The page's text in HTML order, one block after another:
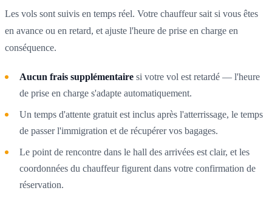
Les vols sont suivis en temps réel. Votre chauffeur sait si vous êtes
en avance ou en retard, et ajuste l'heure de prise en charge en
conséquence.
Aucun frais supplémentaire si votre vol est retardé — l'heure
de prise en charge s'adapte automatiquement.
Un temps d'attente gratuit est inclus après l'atterrissage, le temps
de passer l'immigration et de récupérer vos bagages.
Le point de rencontre dans le hall des arrivées est clair, et les
coordonnées du chauffeur figurent dans votre confirmation de
réservation.